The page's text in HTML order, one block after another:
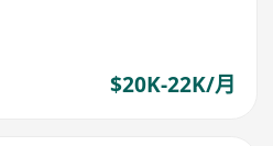
$20K-22K/月